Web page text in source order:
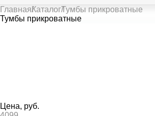
ГлавнаяКаталогТумбы прикроватные
Тумбы прикроватные
Цена, руб.